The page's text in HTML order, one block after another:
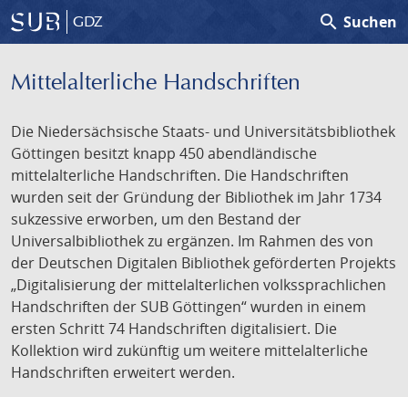
GDZ search Suchen
Mittelalterliche Handschriften
Die Niedersächsische Staats- und Universitätsbibliothek
Göttingen besitzt knapp 450 abendländische
mittelalterliche Handschriften. Die Handschriften
wurden seit der Gründung der Bibliothek im Jahr 1734
sukzessive erworben, um den Bestand der
Universalbibliothek zu ergänzen. Im Rahmen des von
der Deutschen Digitalen Bibliothek geförderten Projekts
„Digitalisierung der mittelalterlichen volkssprachlichen
Handschriften der SUB Göttingen“ wurden in einem
ersten Schritt 74 Handschriften digitalisiert. Die
Kollektion wird zukünftig um weitere mittelalterliche
Handschriften erweitert werden.